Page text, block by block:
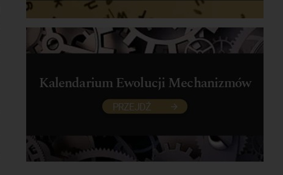
Kalendarium Ewolucji Mechanizmów
PRZEJDŹ